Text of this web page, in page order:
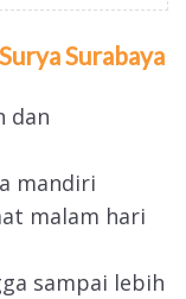
Surabaya
dan
mandiri
malam hari
sampai lebih